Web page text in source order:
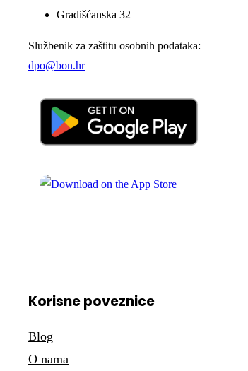
Gradišćanska 32
Službenik za zaštitu osobnih podataka:
dpo@bon.hr
Korisne poveznice
Blog
O nama